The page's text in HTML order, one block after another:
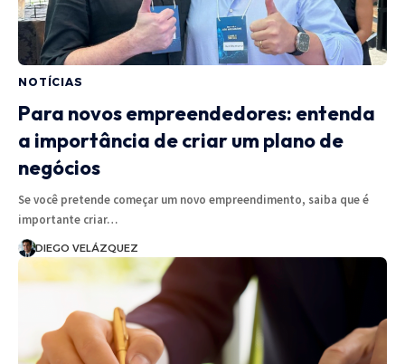
NOTÍCIAS
Para novos empreendedores: entenda
a importância de criar um plano de
negócios
Se você pretende começar um novo empreendimento, saiba que é
importante criar…
DIEGO VELÁZQUEZ